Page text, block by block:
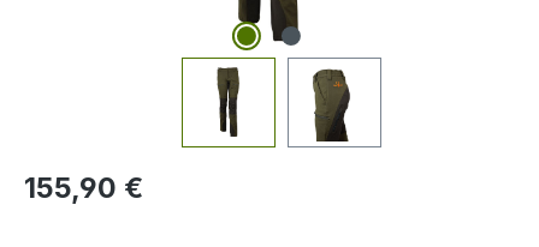
Regulärer Preis:
155,90 €